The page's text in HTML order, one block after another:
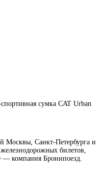
сумка CAT Urban
Москвы, Санкт-Петербурга и
билетов,
— компания Бронипоезд.